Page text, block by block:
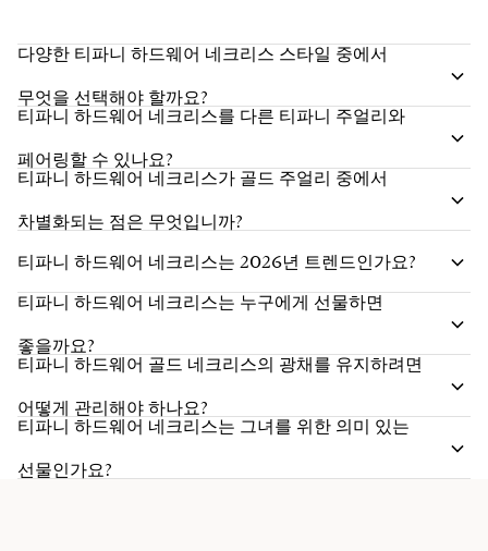
다양한 티파니 하드웨어 네크리스 스타일 중에서
무엇을 선택해야 할까요?
티파니 하드웨어 네크리스를 다른 티파니 주얼리와
페어링할 수 있나요?
티파니 하드웨어 네크리스가 골드 주얼리 중에서
차별화되는 점은 무엇입니까?
티파니 하드웨어 네크리스는 2026년 트렌드인가요?
티파니 하드웨어 네크리스는 누구에게 선물하면
좋을까요?
티파니 하드웨어 골드 네크리스의 광채를 유지하려면
어떻게 관리해야 하나요?
티파니 하드웨어 네크리스는 그녀를 위한 의미 있는
선물인가요?